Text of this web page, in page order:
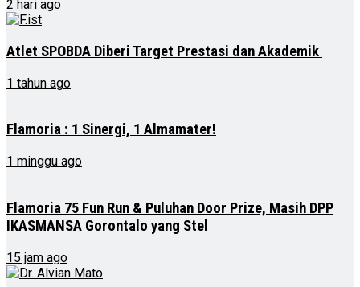
2 hari ago
Atlet SPOBDA Diberi Target Prestasi dan Akademik
1 tahun ago
Flamoria : 1 Sinergi, 1 Almamater!
1 minggu ago
Flamoria 75 Fun Run & Puluhan Door Prize, Masih DPP
IKASMANSA Gorontalo yang Stel
15 jam ago